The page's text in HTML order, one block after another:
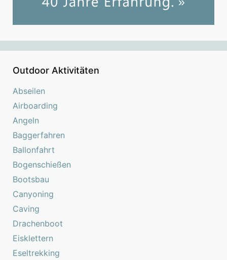
Outdoor Aktivitäten
Abseilen
Airboarding
Angeln
Baggerfahren
Ballonfahrt
Bogenschießen
Bootsbau
Canyoning
Caving
Drachenboot
Eisklettern
Eseltrekking